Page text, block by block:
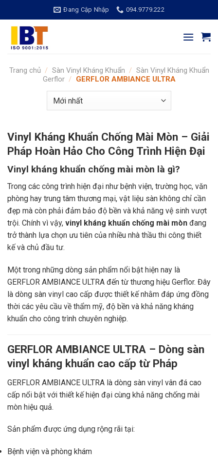
qua
dung
Đang Cập Nhập 094.9779.222
Trang chủ / Sàn Vinyl Kháng Khuẩn / Sàn Vinyl Kháng Khuẩn
Gerflor / GERFLOR AMBIANCE ULTRA
Vinyl Kháng Khuẩn Chống Mài Mòn – Giải
Pháp Hoàn Hảo Cho Công Trình Hiện Đại
Vinyl kháng khuẩn chống mài mòn là gì?
Trong các công trình hiện đại như bệnh viện, trường học, văn
phòng hay trung tâm thương mại, vật liệu sàn không chỉ cần
đẹp mà còn phải đảm bảo độ bền và khả năng vệ sinh vượt
trội. Chính vì vậy, vinyl kháng khuẩn chống mài mòn đang
trở thành lựa chọn ưu tiên của nhiều nhà thầu thi công thiết
kế và chủ đầu tư.
Một trong những dòng sản phẩm nổi bật hiện nay là
GERFLOR AMBIANCE ULTRA đến từ thương hiệu Gerflor. Đây
là dòng sàn vinyl cao cấp được thiết kế nhằm đáp ứng đồng
thời các yêu cầu về thẩm mỹ, độ bền và khả năng kháng
khuẩn cho công trình chuyên nghiệp.
GERFLOR AMBIANCE ULTRA – Dòng sàn
vinyl kháng khuẩn cao cấp từ Pháp
GERFLOR AMBIANCE ULTRA là dòng sàn vinyl vân đá cao
cấp nổi bật với thiết kế hiện đại cùng khả năng chống mài
mòn hiệu quả.
Sản phẩm được ứng dụng rộng rãi tại:
Bệnh viện và phòng khám